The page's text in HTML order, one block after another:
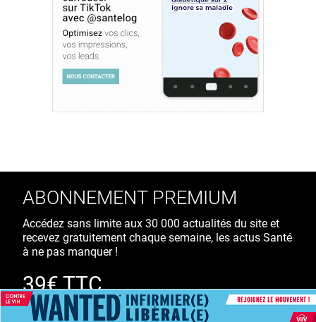
ABONNEMENT PREMIUM
Accédez sans limite aux 30 000 actualités du site et
recevez gratuitement chaque semaine, les actus Santé
à ne pas manquer !
39€ TTC
/ an